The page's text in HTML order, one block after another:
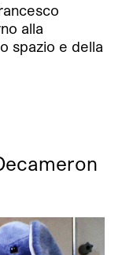
alla
spazio e della